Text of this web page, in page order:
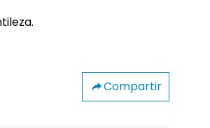
Compartir